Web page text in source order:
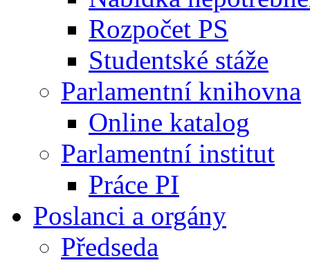
Rozpočet PS
Studentské stáže
Parlamentní knihovna
Online katalog
Parlamentní institut
Práce PI
Poslanci a orgány
Předseda